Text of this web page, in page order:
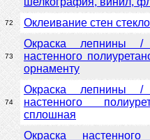
72 Оклеивание стен
73
Окраска лепнины /
настенного
орнаменту
74
Окраска лепнины /
настенного
сплошная
Окраска настенного